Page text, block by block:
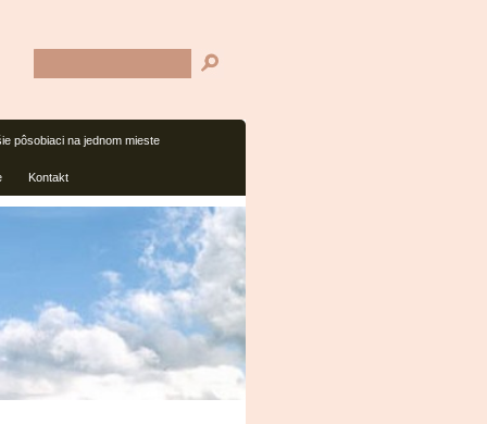
pôsobiaci na jednom mieste
Kontakt